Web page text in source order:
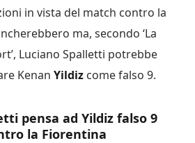
in vista del match contro la
ma, secondo ‘La
Luciano Spalletti potrebbe
Kenan Yildiz come falso 9.
pensa ad Yildiz falso 9
la Fiorentina